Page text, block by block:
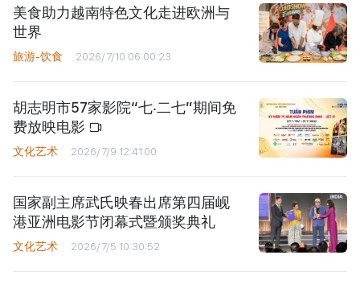
美食助力越南特色文化走进欧洲与
世界
旅游-饮食 2026/7/10 06:00:23
胡志明市57家影院“七‧二七”期间免
费放映电影
文化艺术 2026/7/9 12:41:00
国家副主席武氏映春出席第四届岘
港亚洲电影节闭幕式暨颁奖典礼
文化艺术 2026/7/5 10:30:52